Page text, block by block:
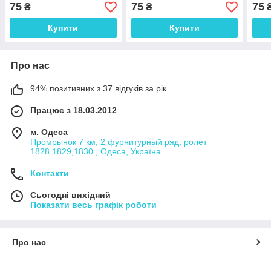
75 ₴
Купити
75₴
Купити
75
Про нас
94% позитивних з 37 відгуків за рік
Працює з 18.03.2012
м. Одеса
Промрынок 7 км, 2 фурнитурный ряд, ролет
1828.1829,1830 , Одеса, Україна
Контакти
Сьогодні вихідний
Показати весь графік роботи
Про нас